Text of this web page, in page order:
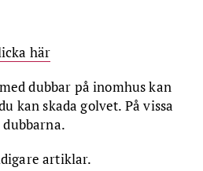
här
dubbar på inomhus kan
kan skada golvet. På vissa
artiklar.